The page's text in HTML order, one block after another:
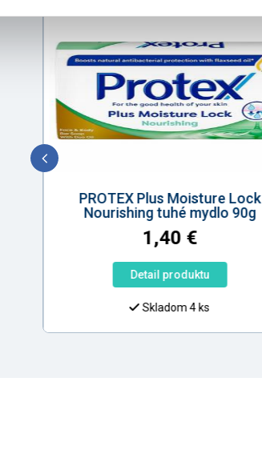
PROTEX Plus Moisture Lock
Nourishing tuhé mydlo 90g
1,40 €
Detail produktu
Skladom 4 ks